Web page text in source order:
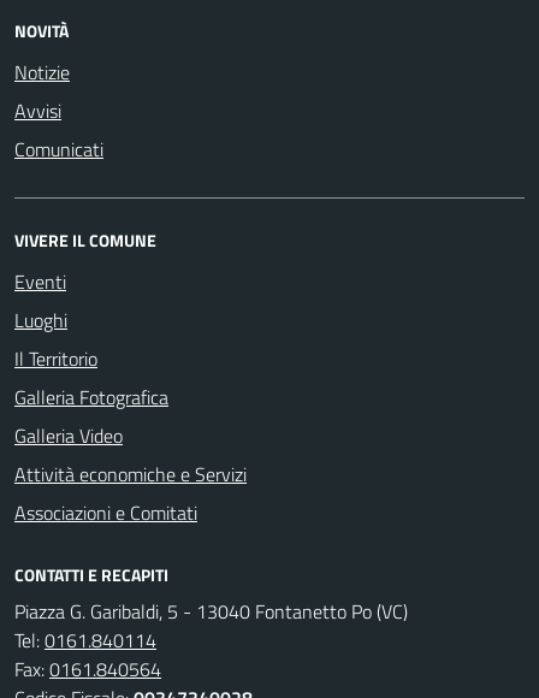
NOVITÀ
Notizie
Avvisi
Comunicati
VIVERE IL COMUNE
Eventi
Luoghi
Il Territorio
Galleria Fotografica
Galleria Video
Attività economiche e Servizi
Associazioni e Comitati
CONTATTI E RECAPITI
Piazza G. Garibaldi, 5 - 13040 Fontanetto Po (VC)
Tel:0161.840114
Fax:0161.840564